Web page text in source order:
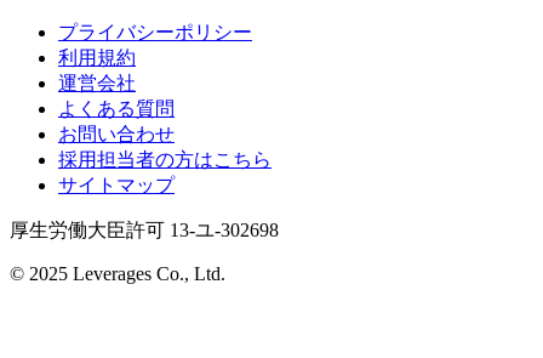
プライバシーポリシー
利用規約
運営会社
よくある質問
お問い合わせ
採用担当者の方はこちら
サイトマップ
厚生労働大臣許可 13-ユ-302698
© 2025 Leverages Co., Ltd.